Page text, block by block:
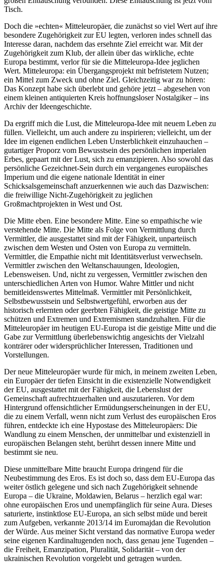
Tisch.
Doch die »echten« Mitteleuropäer, die zunächst so viel Wert auf ihre
besondere Zugehörigkeit zur EU legten, verloren indes schnell das
Interesse daran, nachdem das ersehnte Ziel erreicht war. Mit der
Zugehörigkeit zum Klub, der allein über das wirkliche, echte
Europa bestimmt, verlor für sie die Mitteleuropa-Idee jeglichen
Wert. Mitteleuropa: ein Übergangsprojekt mit befristetem Nutzen;
ein Mittel zum Zweck und ohne Ziel. Gleichzeitig war zu hören:
Das Konzept habe sich überlebt und gehöre jetzt – abgesehen von
einem kleinen antiquierten Kreis hoffnungsloser Nostalgiker – ins
Archiv der Ideengeschichte.
Da ergriff mich die Lust, die Mitteleuropa-Idee mit neuem Leben zu
füllen. Vielleicht, um auch andere zu inspirieren; vielleicht, um der
Idee im eigenen endlichen Leben Unsterblichkeit einzuhauchen –
gutartiger Proporz vom Bewusstsein des persönlichen imperialen
Erbes, gepaart mit der Lust, sich zu emanzipieren. Also sowohl das
persönliche Gezeichnet-Sein durch ein vergangenes europäisches
Imperium und die eigene nationale Identität in einer
Schicksalsgemeinschaft anzuerkennen wie auch das Dazwischen:
die freiwillige Nicht-Zugehörigkeit zu jeglichen
Großmachtprojekten in West und Ost.
Die Mitte eben. Eine besondere Mitte. Eine so empathische wie
verstehende Mitte. Die Mitte als Folge von Vermittlung durch
Vermittler, die ausgestattet sind mit der Fähigkeit, unparteiisch
zwischen dem Westen und Osten von Europa zu vermitteln.
Vermittler, die Empathie nicht mit Identitätsverlust verwechseln.
Vermittler zwischen den Weltanschauungen, Ideologien,
Lebensweisen. Und, nicht zu vergessen, Vermittler zwischen den
unterschiedlichen Arten von Humor. Wahre Mittler und nicht
bemitleidenswertes Mittelmaß. Vermittler mit Persönlichkeit,
Selbstbewusstsein und Selbstwertgefühl, erworben aus der
historisch erlernten oder geerbten Fähigkeit, die geistige Mitte zu
schützen und Extremen und Extremismen standzuhalten. Für die
Mitteleuropäer im heutigen EU-Europa ist die geistige Mitte und die
Gabe zur Vermittlung überlebenswichtig angesichts der Vielzahl
konträrer oder widersprüchlicher Interessen, Traditionen und
Vorstellungen.
Der neue Mitteleuropäer wurde für mich, in meinem zweiten Leben,
ein Europäer der tiefen Einsicht in die existenzielle Notwendigkeit
der EU, ausgestattet mit der Fähigkeit, die Lebenslust der
Gemeinschaft aufrechtzuerhalten und auszutarieren. Vor dem
Hintergrund offensichtlicher Ermüdungserscheinungen in der EU,
die zu einem Verfall, wenn nicht zum Verlust des europäischen Eros
führen, entdeckte ich eine Hypostase des Mitteleuropäers: Die
Wandlung zu einem Menschen, der unmittelbar und existenziell in
europäischen Belangen steht, berührt dessen innere Mitte und
bestimmt sie neu.
Diese unmittelbare Mitte braucht Europa dringend für die
Neubestimmung des Eros. Es ist doch so, dass dem EU-Europa das
weiter östlich gelegene und sich nach Zugehörigkeit sehnende
Europa – die Ukraine, Moldawien, Belarus – herzlich egal war:
ohne europäischen Eros und unempfänglich für seine Aura. Dieses
saturierte, instinktlose EU-Europa, an sich selbst müde und bereit
zum Aufgeben, verkannte 2013/14 im Euromajdan die Revolution
der Würde. Aus meiner Sicht verstand das normative Europa weder
seine eigenen Kardinaltugenden noch, dass genau jene Tugenden –
die Freiheit, Emanzipation, Pluralität, Solidarität – von der
ukrainischen Revolution vorgelebt und getragen wurden.